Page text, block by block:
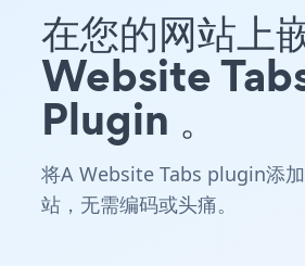
在您的网站上
Website
Plugin 。
将A Website Tabs plugin添
站，无需编码或头痛。